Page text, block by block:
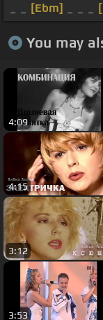
[Ebm]
You may
4:09
4:15
3:12
3:53